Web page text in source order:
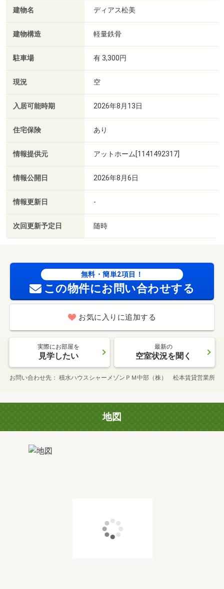
建物名 ディアス松美
建物構造 軽量鉄骨
駐車場 有 3,300円
現況 空
入居可能時期 2026年8月13日
住宅保険 あり
情報提供元 アットホーム[1141492317]
情報公開日 2026年8月6日
情報更新日 -
次回更新予定日 随時
無料・簡単2項目！
この物件にお問い合わせする
お気に入りに追加する
実際にお部屋を
見学したい
最新の
空室状況を聞く
お問い合わせ先 積水ハウスシャーメゾンＰＭ中部（株） 松本賃貸営業所
地図